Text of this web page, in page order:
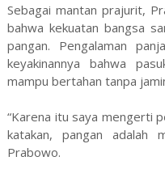
Sebagai mantan prajurit,
bahwa kekuatan bangsa
pangan. Pengalaman
keyakinannya bahwa
mampu bertahan tanpa
“Karena itu saya mengerti
katakan, pangan adalah
Prabowo.